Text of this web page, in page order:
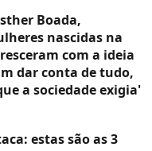
Boada,
nascidas na
com a ideia
dar conta de tudo,
a sociedade exigia'
estas são as 3